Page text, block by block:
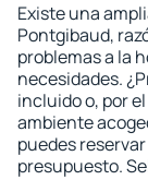
Existe una
Pontgibaud,
problemas a la
necesidades.
incluido o, por
ambiente
puedes
presupuesto.